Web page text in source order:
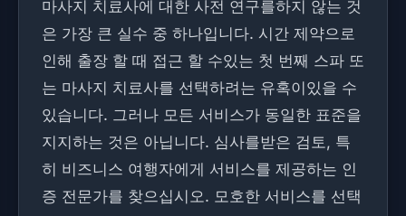
마사지 치료사에 대한 사전 연구를하지 않는 것
은 가장 큰 실수 중 하나입니다. 시간 제약으로
인해 출장 할 때 접근 할 수있는 첫 번째 스파 또
는 마사지 치료사를 선택하려는 유혹이있을 수
있습니다. 그러나 모든 서비스가 동일한 표준을
지지하는 것은 아닙니다. 심사를받은 검토, 특
히 비즈니스 여행자에게 서비스를 제공하는 인
증 전문가를 찾으십시오. 모호한 서비스를 선택